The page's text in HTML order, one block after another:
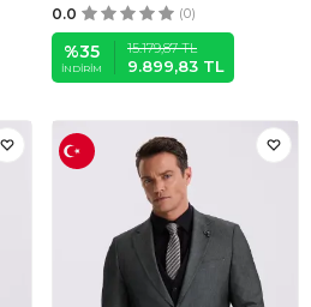
0.0 (0)
%35
İNDIRIM
15.179,87TL
9.899,83 TL